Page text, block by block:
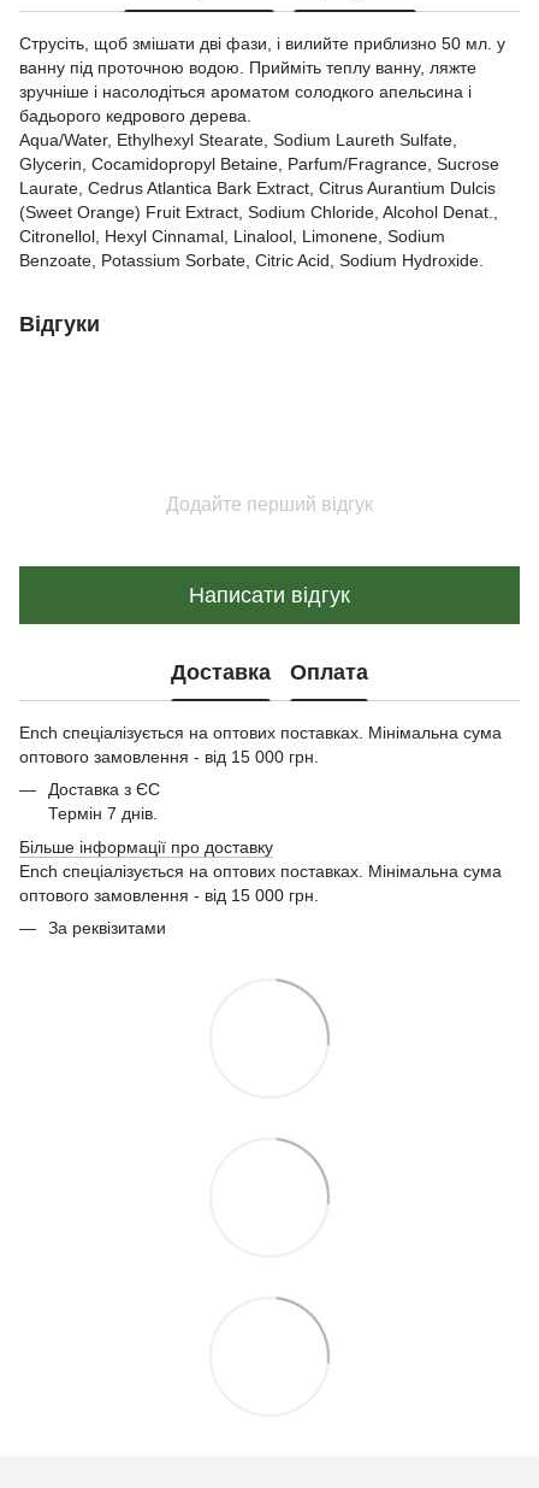
Струсіть, щоб змішати дві фази, і вилийте приблизно 50 мл. у
ванну під проточною водою. Прийміть теплу ванну, ляжте
зручніше і насолодіться ароматом солодкого апельсина і
бадьорого кедрового дерева.
Aqua/Water, Ethylhexyl Stearate, Sodium Laureth Sulfate,
Glycerin, Cocamidopropyl Betaine, Parfum/Fragrance, Sucrose
Laurate, Cedrus Atlantica Bark Extract, Citrus Aurantium Dulcis
(Sweet Orange) Fruit Extract, Sodium Chloride, Alcohol Denat.,
Citronellol, Hexyl Cinnamal, Linalool, Limonene, Sodium
Benzoate, Potassium Sorbate, Citric Acid, Sodium Hydroxide.
Відгуки
Додайте перший відгук
Написати відгук
Доставка Оплата
Ench спеціалізується на оптових поставках. Мінімальна сума
оптового замовлення - від 15 000 грн.
Доставка з ЄС
Термін 7 днів.
Більше інформації про доставку
Ench спеціалізується на оптових поставках. Мінімальна сума
оптового замовлення - від 15 000 грн.
За реквізитами